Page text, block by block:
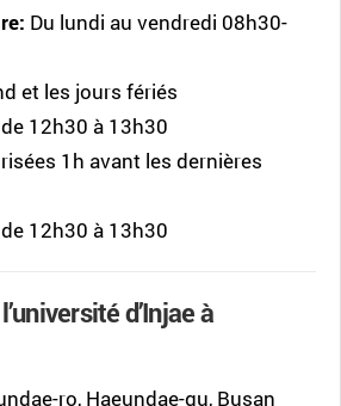
Du lundi au vendredi 08h30-
et les jours fériés
12h30 à 13h30
1h avant les dernières
12h30 à 13h30
d’Injae à
ro, Haeundae-gu, Busan